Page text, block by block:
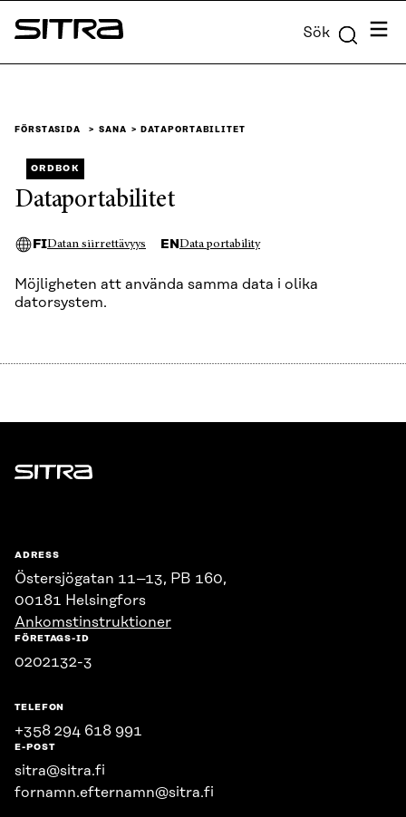
Skip to
content
Sitra Sök Meny
FÖRSTASIDA SANA DATAPORTABILITET
ORDBOK
Dataportabilitet
FIDatan siirrettävyys EN Data portability
Möjligheten att använda samma data i olika
datorsystem.
Sitra
ADRESS
Östersjögatan 11–13, PB 160,
00181 Helsingfors
Ankomstinstruktioner
FÖRETAGS-ID
0202132-3
TELEFON
+358 294 618 991
E-POST
sitra@sitra.fi
fornamn.efternamn@sitra.fi